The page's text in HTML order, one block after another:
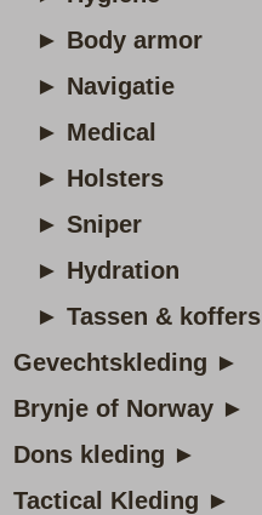
► Body armor
► Navigatie
► Medical
► Holsters
► Sniper
► Hydration
► Tassen & koffers
Gevechtskleding ►
Brynje of Norway ►
Dons kleding ►
Tactical Kleding ►